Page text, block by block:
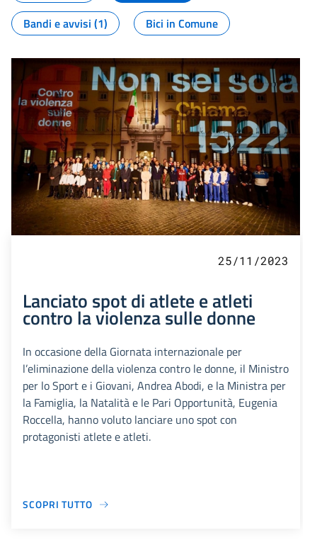
Bandi e avvisi (1)
Bici in Comune
25/11/2023
Lanciato spot di atlete e atleti
contro la violenza sulle donne
In occasione della Giornata internazionale per
l’eliminazione della violenza contro le donne, il Ministro
per lo Sport e i Giovani, Andrea Abodi, e la Ministra per
la Famiglia, la Natalità e le Pari Opportunità, Eugenia
Roccella, hanno voluto lanciare uno spot con
protagonisti atlete e atleti.
SCOPRI TUTTO